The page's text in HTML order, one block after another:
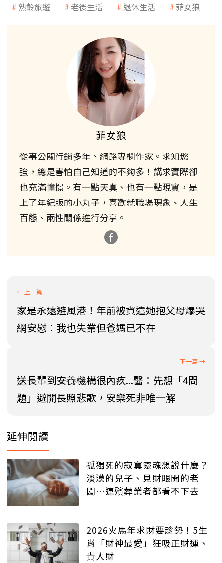
熟齡旅遊 老後生活 退休生活 菲女狼
菲女狼
從事公關行銷多年、網路專欄作家。求知慾
強，總是害怕自己知道的不夠多！講求實際卻
也充滿憧憬。有一點天真、也有一點現實，是
上了年紀版的小丸子，喜歡就職場現象、人生
百態、兩性關係進行分享。
家是永遠避風港！年前被資遣她抱父母爆哭
網安慰：我也失業但爸媽已不在
送長輩到安養機構很內疚...醫：先想「4問
題」避開長照悲歌，安樂死非唯一解
延伸閱讀
孤獨死的寂寞靈魂想說什麼？
淡漠的兒子、見財眼開的老
闆…連殯葬業者都看不下去
2026火馬年求財要趁勢！5生
肖「財神最愛」狂吸正財運、
貴人財